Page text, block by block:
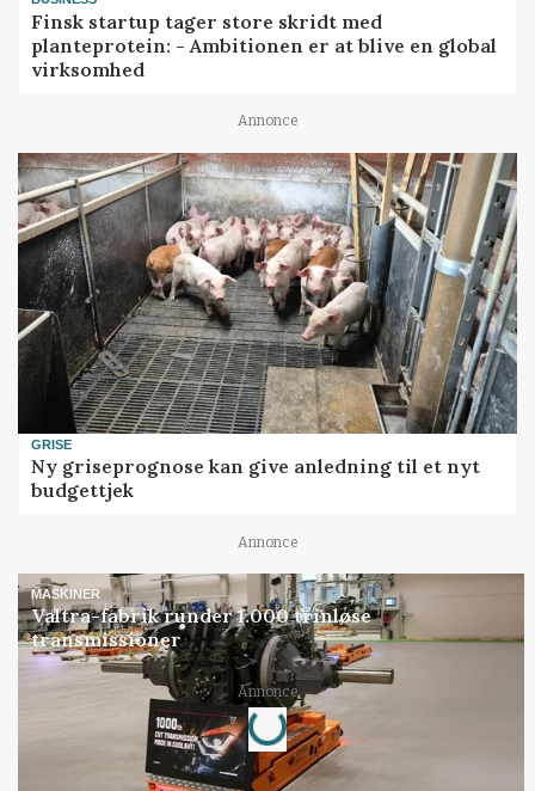
Finsk startup tager store skridt med
planteprotein: - Ambitionen er at blive en global
virksomhed
Annonce
GRISE
Ny griseprognose kan give anledning til et nyt
budgettjek
Annonce
MASKINER
Valtra-fabrik runder 1.000 trinløse
transmissioner
Annonce
Loading...